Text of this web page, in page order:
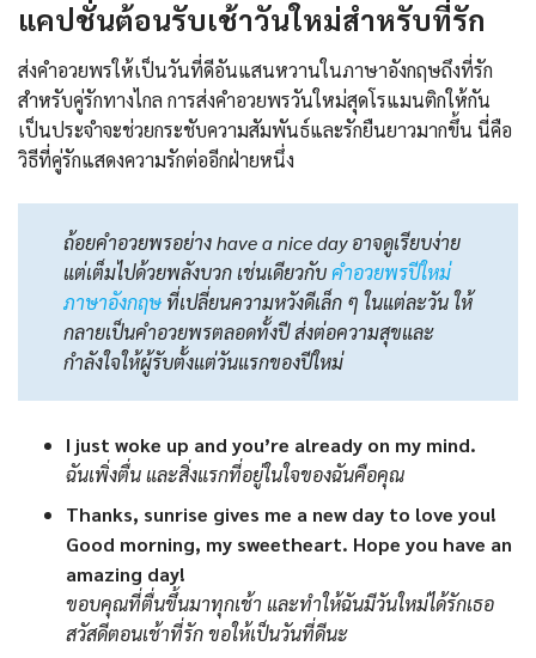
แคปชั่นต้อนรับเช้าวันใหม่สำหรับที่รัก
ส่งคำอวยพรให้เป็นวันที่ดีอันแสนหวานในภาษาอังกฤษถึงที่รัก
สำหรับคู่รักทางไกล การส่งคำอวยพรวันใหม่สุดโรแมนติกให้กัน
เป็นประจำจะช่วยกระชับความสัมพันธ์และรักยืนยาวมากขึ้น นี่คือ
วิธีที่คู่รักแสดงความรักต่ออีกฝ่ายหนึ่ง
ถ้อยคำอวยพรอย่าง have a nice day อาจดูเรียบง่าย
แต่เต็มไปด้วยพลังบวก เช่นเดียวกับ คําอวยพรปีใหม่
ภาษาอังกฤษที่เปลี่ยนความหวังดีเล็ก ๆ ในแต่ละวัน ให้
กลายเป็นคำอวยพรตลอดทั้งปี ส่งต่อความสุขและ
กำลังใจให้ผู้รับตั้งแต่วันแรกของปีใหม่
I just woke up and you’re already on my mind.
ฉันเพิ่งตื่น และสิ่งแรกที่อยู่ในใจของฉันคือคุณ
Thanks, sunrise gives me a new day to love you!
Good morning, my sweetheart. Hope you have an
amazing day!
ขอบคุณที่ตื่นขึ้นมาทุกเช้า และทำให้ฉันมีวันใหม่ได้รักเธอ
สวัสดีตอนเช้าที่รัก ขอให้เป็นวันที่ดีนะ